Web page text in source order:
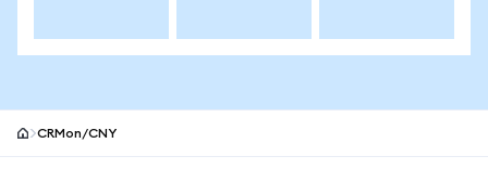
CRMon/CNY